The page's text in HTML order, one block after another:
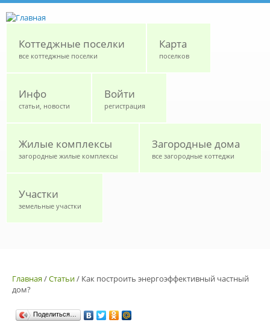
Коттеджные поселки
все коттеджные поселки
Карта
поселков
Инфо
статьи, новости
Войти
регистрация
Жилые комплексы
загородные жилые комплексы
Загородные дома
все загородные коттеджи
Участки
земельные участки
Главная /Статьи/ Как построить энергоэффективный частный
дом?
Поделиться…